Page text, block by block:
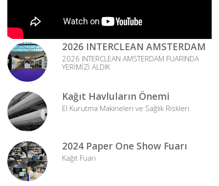
2026 INTERCLEAN AMSTERDAM
2026 INTERCLEAN AMSTERDAM FUARINDA
YERİMİZİ ALDIK
Kağıt Havluların Önemi
El Kurutma Makineleri ve Sağlık Riskleri
2024 Paper One Show Fuarı
Kağıt Fuarı